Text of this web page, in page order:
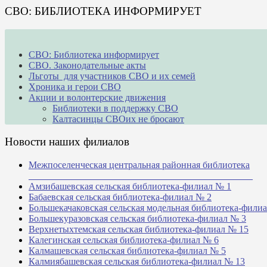
СВО: БИБЛИОТЕКА ИНФОРМИРУЕТ
СВО: Библиотека информирует
СВО. Законодательные акты
Льготы для участников СВО и их семей
Хроника и герои СВО
Акции и волонтерские движения
Библиотеки в поддержку СВО
Калтасинцы СВОих не бросают
Новости наших филиалов
Межпоселенческая центральная районная библиотека
Амзибашевская сельская библиотека-филиал № 1
Бабаевская сельская библиотека-филиал № 2
Большекачаковская сельская модельная библиотека-
Большекуразовская сельская библиотека-филиал № 3
Верхнетыхтемская сельская библиотека-филиал № 15
Калегинская сельская библиотека-филиал № 6
Калмашевская сельская библиотека-филиал № 5
Калмиябашевская сельская библиотека-филиал № 13